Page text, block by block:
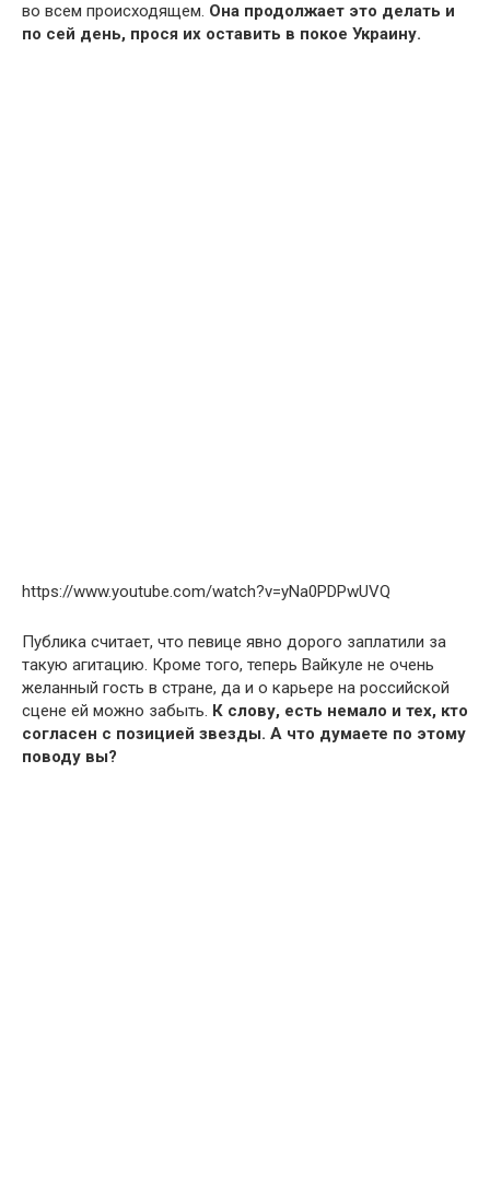
во всем происходящем. Она продолжает это делать и
по сей день, прося их оставить в покое Украину.
https://www.youtube.com/watch?v=yNa0PDPwUVQ
Публика считает, что певице явно дорого заплатили за
такую агитацию. Кроме того, теперь Вайкуле не очень
желанный гость в стране, да и о карьере на российской
сцене ей можно забыть. К слову, есть немало и тех, кто
согласен с позицией звезды. А что думаете по этому
поводу вы?